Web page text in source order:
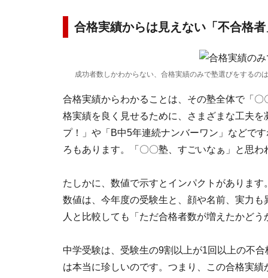
合格実績からは見えない「不合格
成功者数しかわからない、合格実績のみで塾選びをするの
合格実績からわかることは、その塾全体で「
格実績を良く見せるために、さまざまな工夫
プ！」や「B中5年連続ナンバーワン」などで
ろもあります。「〇〇塾、すごいなぁ」と思わ
たしかに、数値で示すとインパクトがありま
数値は、今年度の受験生と、顔や名前、実力
人と比較しても「ただ合格者数が増えたかど
中学受験は、受験生の9割以上が1回以上の不
は本当に珍しいのです。つまり、この合格実